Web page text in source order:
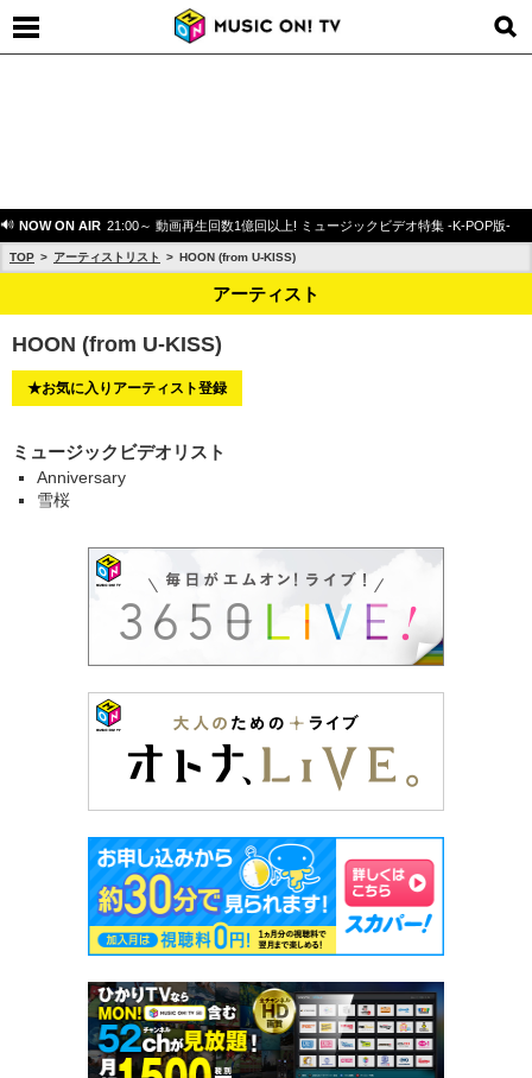
NOW ON AIR 21:00～ 動画再生回数1億回以上! ミュージックビデオ特集 -K-POP版-
TOP アーティストリスト HOON (from U-KISS)
アーティスト
HOON (from U-KISS)
★お気に入りアーティスト登録
ミュージックビデオリスト
Anniversary
雪桜